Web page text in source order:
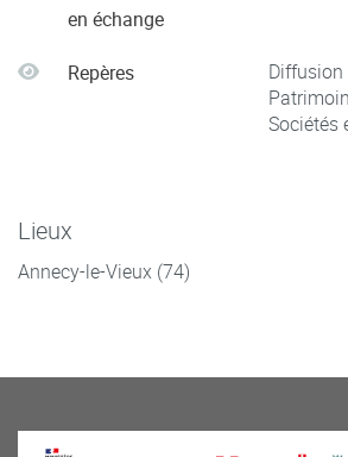
en échange
Repères
Diffusion
Sociétés
Lieux
Annecy-le-Vieux (74)